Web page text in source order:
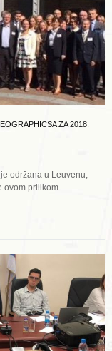
ZA 2018.
održana u Leuvenu,
ovom prilikom